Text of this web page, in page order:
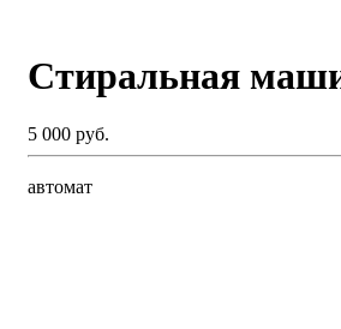
Стиральная
5 000 руб.
автомат